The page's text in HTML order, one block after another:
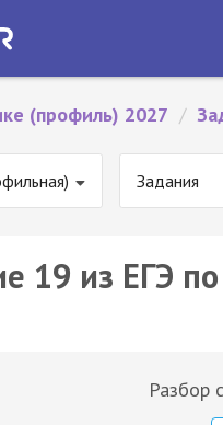
(профиль) 2027 /
Задания
19 из ЕГЭ
Разбор